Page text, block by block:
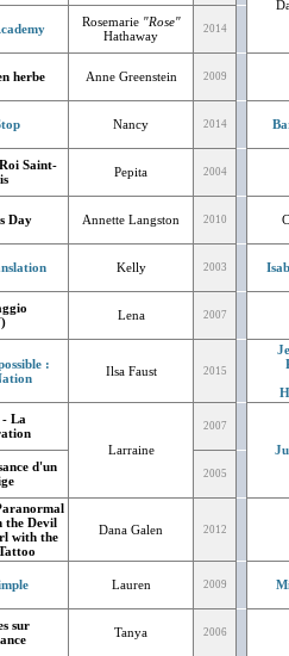
Rosemarie "Rose"
Hathaway
2014
herbe Anne Greenstein 2009
Nancy 2014
Saint-
Pepita 2004
Day Annette Langston 2010
Kelly 2003
Lena 2007
:
Ilsa Faust 2015
La
Larraine
2007
d'un
2005
the Devil
with the
Dana Galen 2012
Lauren 2009
sur
Tanya 2006